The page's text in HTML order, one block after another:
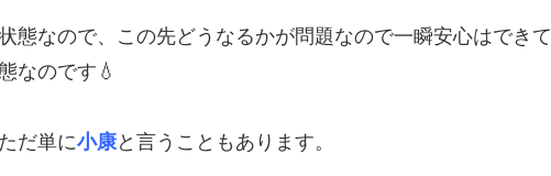
態なので、この先どうなるかが問題なので一瞬安心はできて
なのです💧
だ単に小康と言うこともあります。